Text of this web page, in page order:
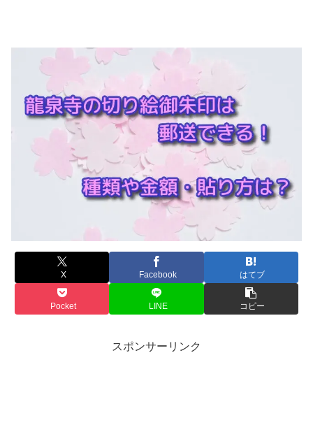
X Facebook はてブ
Pocket LINE コピー
スポンサーリンク